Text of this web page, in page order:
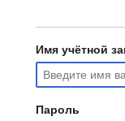
Имя учётной
Пароль